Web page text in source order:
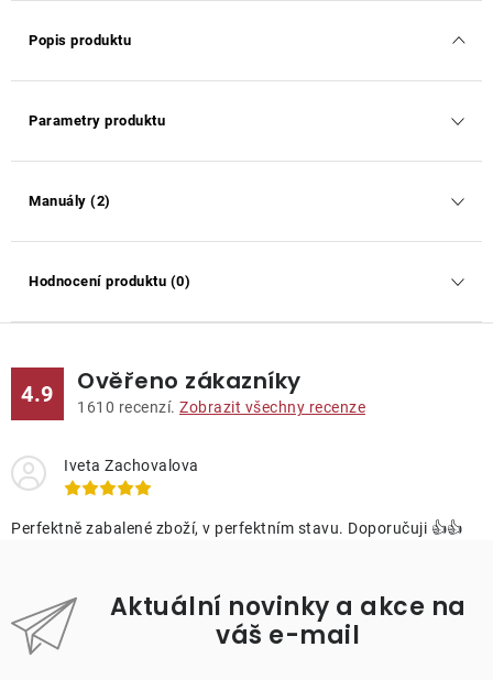
Popis produktu
Parametry produktu
Manuály (2)
Hodnocení produktu (0)
4.9 Ověřeno zákazníky
1610 recenzí. Zobrazit všechny recenze
Iveta Zachovalova
Perfektně zabalené zboží, v perfektním stavu. Doporučuji 👍👍
Aktuální novinky a akce na
váš e-mail